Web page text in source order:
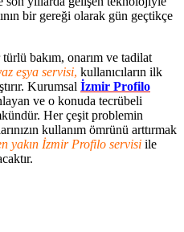
bir gereği olarak gün geçtikçe
bakım, onarım ve tadilat
eşya servisi, kullanıcıların ilk
Kurumsal İzmir Profilo
ve o konuda tecrübeli
Her çeşit problemin
kullanım ömrünü arttırmak
yakın İzmir Profilo servisi ile